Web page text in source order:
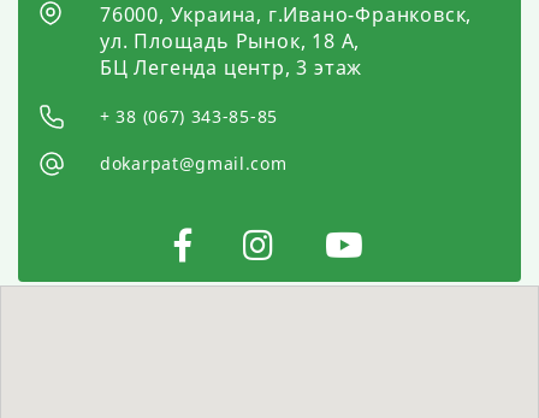
76000, Украина, г.Ивано-Франковск,
ул. Площадь Рынок, 18 А,
БЦ Легенда центр, 3 этаж
+ 38 (067) 343-85-85
dokarpat@gmail.com